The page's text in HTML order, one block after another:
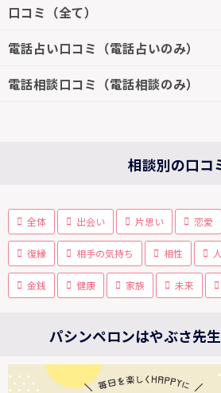
口コミ（全て）
電話占い口コミ（電話占いのみ）
電話相談口コミ（電話相談のみ）
相談別の口コ
全体 出会い 片思い 恋愛
復縁 相手の気持ち 相性
金銭 健康 家族 未来
パシンペロンはやぶさ先